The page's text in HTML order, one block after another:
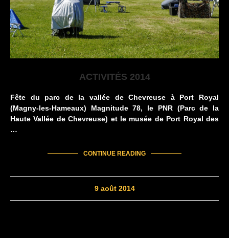
ACTIVITÉS 2014
Fête du parc de la vallée de Chevreuse à Port Royal
(Magny-les-Hameaux) Magnitude 78, le PNR (Parc de la
Haute Vallée de Chevreuse) et le musée de Port Royal des
…
CONTINUE READING
9 août 2014